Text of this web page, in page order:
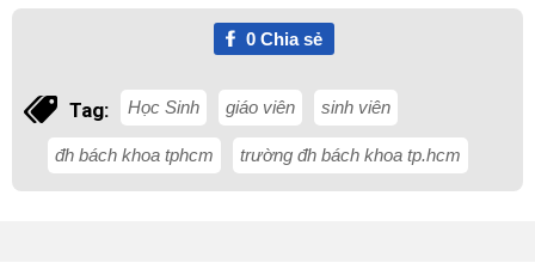
0Chia sẻ
Tag: Học Sinh giáo viên sinh viên
đh bách khoa tphcm trường đh bách khoa tp.hcm